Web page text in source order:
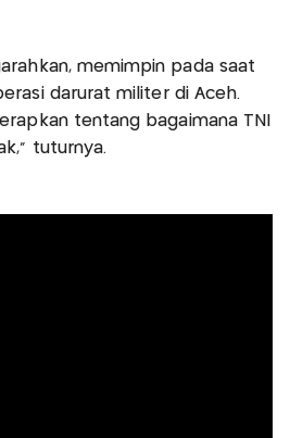
memimpin pada saat
darurat militer di Aceh.
tentang bagaimana TNI
tuturnya.